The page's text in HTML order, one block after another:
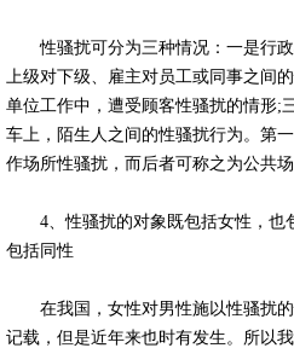
性骚扰可分为三种情况：一是行政
上级对下级、雇主对员工或同事之间
单位工作中，遭受顾客性骚扰的情形;
车上，陌生人之间的性骚扰行为。第
作场所性骚扰，而后者可称之为公共
4、性骚扰的对象既包括女性，也
包括同性
在我国，女性对男性施以性骚扰的
记载，但是近年来也时有发生。所以